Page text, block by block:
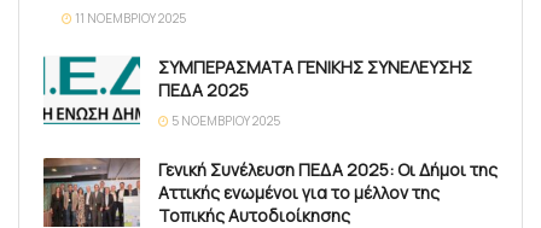
11 ΝΟΕΜΒΡΊΟΥ 2025
ΣΥΜΠΕΡΑΣΜΑΤΑ ΓΕΝΙΚΗΣ ΣΥΝΕΛΕΥΣΗΣ
ΠΕΔΑ 2025
5 ΝΟΕΜΒΡΊΟΥ 2025
Γενική Συνέλευση ΠΕΔΑ 2025: Οι Δήμοι της
Αττικής ενωμένοι για το μέλλον της
Τοπικής Αυτοδιοίκησης